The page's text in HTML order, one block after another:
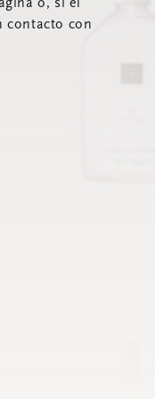
o, si el
contacto con